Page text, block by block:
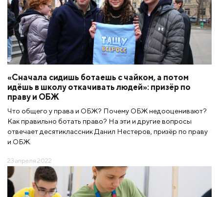
«Сначала сидишь ботаешь с чайком, а потом
идёшь в школу откачивать людей»: призёр по
праву и ОБЖ
Что общего у права и ОБЖ? Почему ОБЖ недооценивают?
Как правильно ботать право? На эти и другие вопросы
отвечает десятиклассник Данил Нестеров, призёр по праву
и ОБЖ.
23 апреля 2022